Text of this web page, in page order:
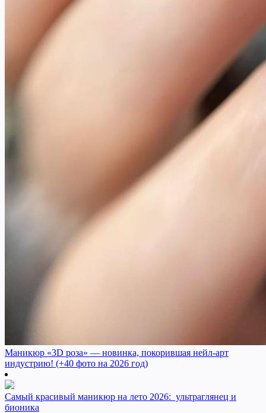
Маникюр «3D роза» — новинка, покорившая нейл-арт
индустрию! (+40 фото на 2026 год)
Самый красивый маникюр на лето 2026: ультраглянец и
бионика